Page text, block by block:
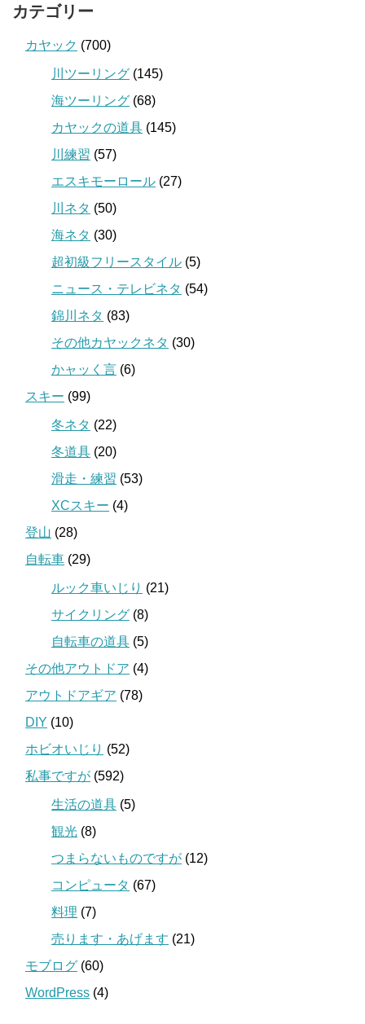
カテゴリー
カヤック (700)
川ツーリング (145)
海ツーリング (68)
カヤックの道具 (145)
川練習 (57)
エスキモーロール (27)
川ネタ (50)
海ネタ (30)
超初級フリースタイル (5)
ニュース・テレビネタ (54)
錦川ネタ (83)
その他カヤックネタ (30)
かャッく言 (6)
スキー (99)
冬ネタ (22)
冬道具 (20)
滑走・練習 (53)
XCスキー (4)
登山 (28)
自転車 (29)
ルック車いじり (21)
サイクリング (8)
自転車の道具 (5)
その他アウトドア (4)
アウトドアギア (78)
DIY (10)
ホビオいじり (52)
私事ですが (592)
生活の道具 (5)
観光 (8)
つまらないものですが (12)
コンピュータ (67)
料理 (7)
売ります・あげます (21)
モブログ (60)
WordPress (4)